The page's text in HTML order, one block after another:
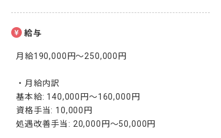
給与
月給190,000円〜250,000円
・月給内訳
基本給: 140,000円〜160,000円
資格手当: 10,000円
処遇改善手当: 20,000円〜50,000円